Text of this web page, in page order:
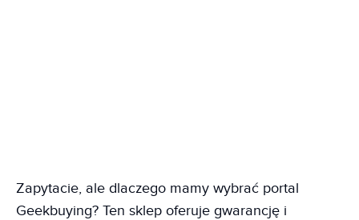
Zapytacie, ale dlaczego mamy wybrać portal
Geekbuying? Ten sklep oferuje gwarancję i